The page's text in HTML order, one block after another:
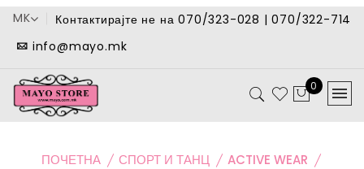
MK
Контактирајте не на 070/323-028 | 070/322-714
info@mayo.mk
0
ПОЧЕТНА СПОРТ И ТАНЦ
ACTIVE WEAR